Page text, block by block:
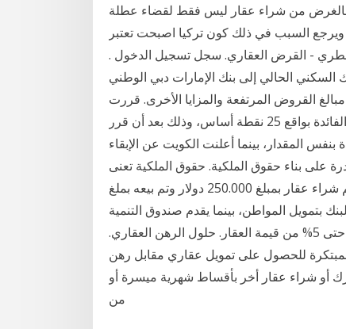
من شراء عقار ليس فقط لقضاء عطلة
السبب في ذلك كون تركيا اصبحت تعتبر
القطري - القرض العقاري. سجل تسجيل الدخول .
الحالي إلى بنك الإمارات دبي الوطني
القروض المرتفعة والمزايا الأخرى. قررت
السعودية والإمارات والبحرين، مساء الأربعاء، رفع أسعار الفائدة بواقع 25 نقطة أساس، وذلك بعد أن قرر
المقدار، بينما أعلنت الكويت عن الإبقاء
على بناء حقوق الملكية. حقوق الملكية تعنى
الفرق بين ثمن شراء العقار والثمن الحالى للعقار، فلو تم شراء عقار بمبلغ 250.000 دولار وتم بيعه بملغ
بتمويل المواطن، بينما يقدم صندوق التنمية
العقارية ضمان للدفعة المقدمة عند شراء منزل بنسبة تصل حتى 5% من قيمة العقار. حلول الرهن العقاري.
للحصول على تمويل عقاري مقابل رهن
أو شراء عقار أخر بأقساط شهرية ميسرة أو
من